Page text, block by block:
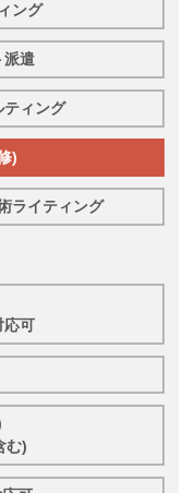
ング
派遣
ティング
)
ライティング
応可
む)